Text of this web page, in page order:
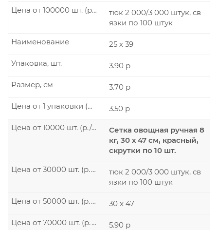
тюк 2 000/3 000 штук, св
язки по 100 штук
Цена от 100000 шт. (р./шт.)
25 х 39
Наименование
3.90 р
Упаковка, шт.
3.70 р
Размер, см
3.50 р
Цена от 1 упаковки (р./шт.)
Сетка овощная ручная 8
кг, 30 х 47 см, красный,
скрутки по 10 шт.
Цена от 10000 шт. (р./шт.)
тюк 2 000/3 000 штук, св
язки по 100 штук
Цена от 30000 шт. (р./шт.)
30 x 47
Цена от 50000 шт. (р./шт.)
5.90 р
Цена от 70000 шт. (р./шт.)